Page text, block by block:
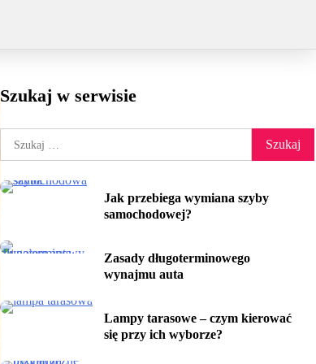
Szukaj w serwisie
Jak przebiega wymiana szyby
samochodowej?
Zasady długoterminowego
wynajmu auta
Lampy tarasowe – czym kierować
się przy ich wyborze?